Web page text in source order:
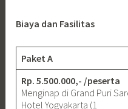
Biaya dan Fasilitas
Paket A
Rp. 5.500.000,- /peserta
Menginap di Grand Puri
Hotel Yogyakarta (1